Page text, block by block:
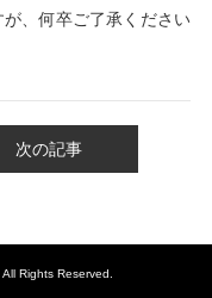
、何卒ご了承ください
次の記事
Rights Reserved.